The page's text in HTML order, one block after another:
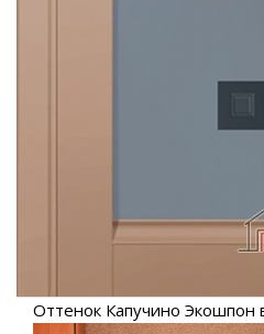
Оттенок Капучино Экошпон